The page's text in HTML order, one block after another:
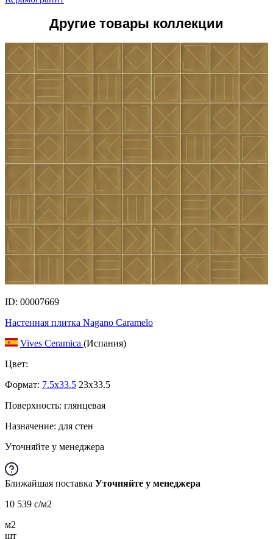
Другие товары коллекции
ID: 00007669
Настенная плитка Nagano Caramelo
Vives Ceramica (Испания)
Цвет:
Формат: 7.5x33.5 23x33.5
Поверхность: глянцевая
Назначение: для стен
Уточняйте у менеджера
Ближайшая поставка Уточняйте у менеджера
10 539 c/м2
м2
шт